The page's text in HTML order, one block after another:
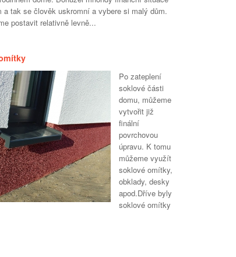
a tak se člověk uskromní a vybere si malý dům.
postavit relativně levně...
Po zateplení
soklové části
domu, můžeme
vytvořit již
finální
povrchovou
úpravu. K tomu
můžeme využít
soklové omítky,
obklady, desky
apod.Dříve byly
soklové omítky